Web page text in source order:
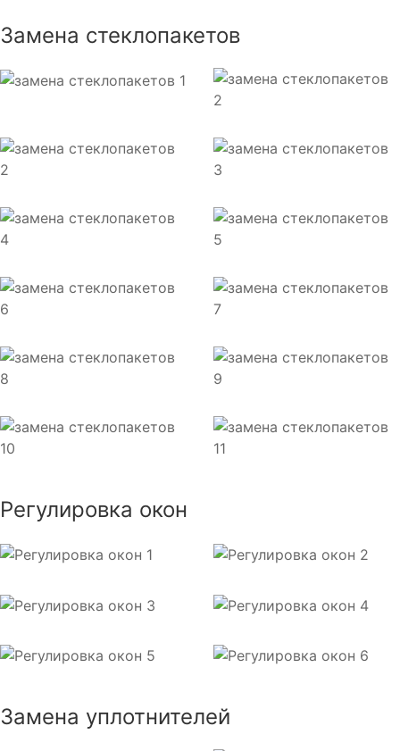
Замена стеклопакетов
Регулировка окон
Замена уплотнителей